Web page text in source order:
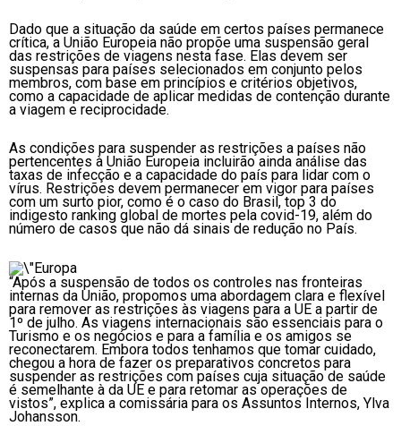
Dado que a situação da saúde em certos países permanece
crítica, a União Europeia não propõe uma suspensão geral
das restrições de viagens nesta fase. Elas devem ser
suspensas para países selecionados em conjunto pelos
membros, com base em princípios e critérios objetivos,
como a capacidade de aplicar medidas de contenção durante
a viagem e reciprocidade.
As condições para suspender as restrições a países não
pertencentes à União Europeia incluirão ainda análise das
taxas de infecção e a capacidade do país para lidar com o
vírus. Restrições devem permanecer em vigor para países
com um surto pior, como é o caso do Brasil, top 3 do
indigesto ranking global de mortes pela covid-19, além do
número de casos que não dá sinais de redução no País.
“Após a suspensão de todos os controles nas fronteiras
internas da União, propomos uma abordagem clara e flexível
para remover as restrições às viagens para a UE a partir de
1º de julho. As viagens internacionais são essenciais para o
Turismo e os negócios e para a família e os amigos se
reconectarem. Embora todos tenhamos que tomar cuidado,
chegou a hora de fazer os preparativos concretos para
suspender as restrições com países cuja situação de saúde
é semelhante à da UE e para retomar as operações de
vistos”, explica a comissária para os Assuntos Internos, Ylva
Johansson.